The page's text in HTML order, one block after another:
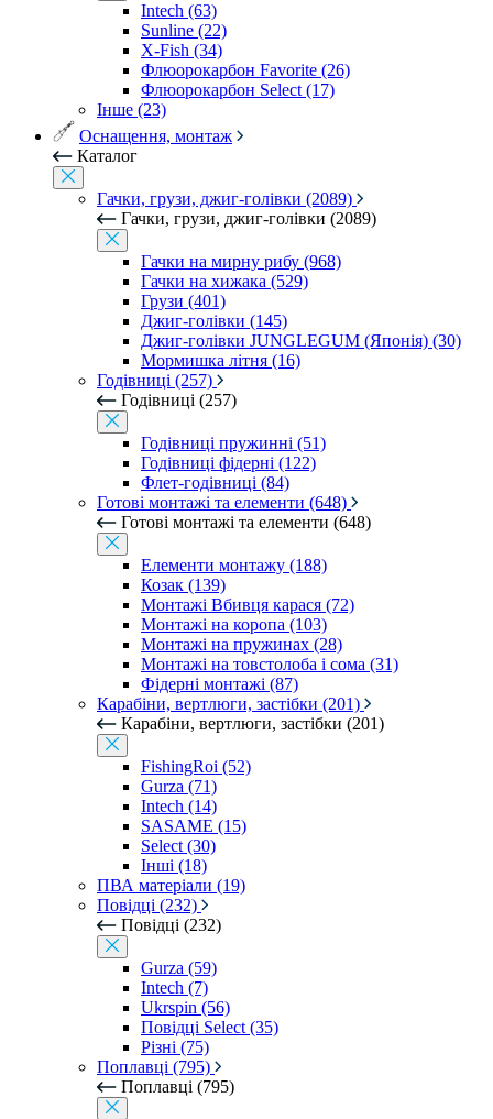
Intech (63)
Sunline (22)
X-Fish (34)
Флюорокарбон Favorite (26)
Флюорокарбон Select (17)
Інше (23)
Оснащення, монтаж
Каталог
Гачки, грузи, джиг-голівки (2089)
Гачки, грузи, джиг-голівки (2089)
Гачки на мирну рибу (968)
Гачки на хижака (529)
Грузи (401)
Джиг-голівки (145)
Джиг-голівки JUNGLEGUM (Японія) (30)
Мормишка літня (16)
Годівниці (257)
Годівниці (257)
Годівниці пружинні (51)
Годівниці фідерні (122)
Флет-годівниці (84)
Готові монтажі та елементи (648)
Готові монтажі та елементи (648)
Елементи монтажу (188)
Козак (139)
Монтажі Вбивця карася (72)
Монтажі на коропа (103)
Монтажі на пружинах (28)
Монтажі на товстолоба і сома (31)
Фідерні монтажі (87)
Карабіни, вертлюги, застібки (201)
Карабіни, вертлюги, застібки (201)
FishingRoi (52)
Gurza (71)
Intech (14)
SASAME (15)
Select (30)
Інші (18)
ПВА матеріали (19)
Повідці (232)
Повідці (232)
Gurza (59)
Intech (7)
Ukrspin (56)
Повідці Select (35)
Різні (75)
Поплавці (795)
Поплавці (795)